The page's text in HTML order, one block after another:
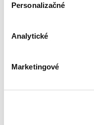
Personalizačné
Analytické
Marketingové
autorů kolektiv
žiadne nudné otázky či
vysvetlivky, po ktorých